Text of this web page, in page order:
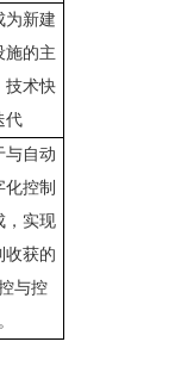
为新建
施的主
技术快
代
与自动
化控制
，实现
收获的
与控